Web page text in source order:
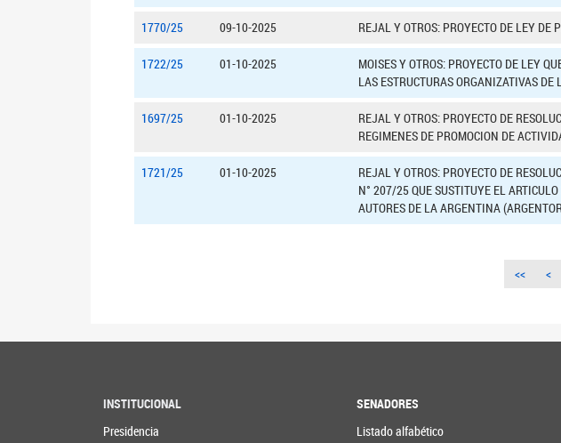
1770/25 09-10-2025 REJAL Y OTROS: PROYECTO DE LEY DE
1722/25 01-10-2025
MOISES Y OTROS: PROYECTO DE LEY
LAS ESTRUCTURAS ORGANIZATIVAS
1697/25 01-10-2025
REJAL Y OTROS: PROYECTO DE
REGIMENES DE PROMOCION DE
1721/25 01-10-2025
REJAL Y OTROS: PROYECTO DE
N° 207/25 QUE SUSTITUYE EL
AUTORES DE LA ARGENTINA
<< <
INSTITUCIONAL
Presidencia
SENADORES
Listado alfabético